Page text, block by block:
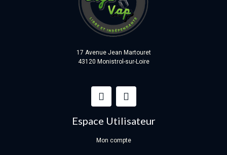
17 Avenue Jean Martouret
43120 Monistrol-sur-Loire
Espace Utilisateur
Mon compte